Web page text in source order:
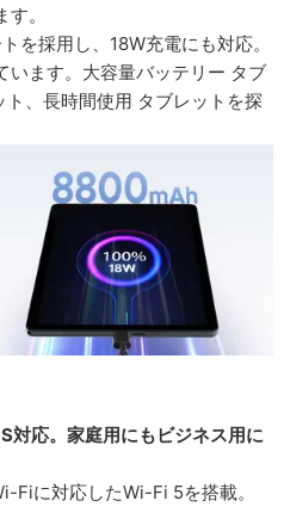
。
を採用し、18W充電にも対応。
います。大容量バッテリー タブ
、長時間使用 タブレットを探
応。家庭用にもビジネス用に
Fiに対応したWi-Fi 5を搭載。